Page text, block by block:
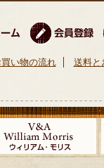
買い物の流れ 送料と